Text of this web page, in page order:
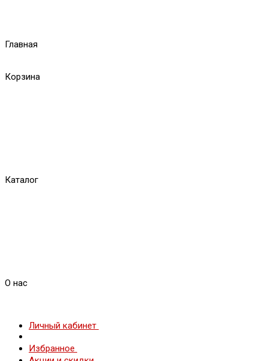
Главная
Корзина
Каталог
О нас
Личный кабинет
Избранное